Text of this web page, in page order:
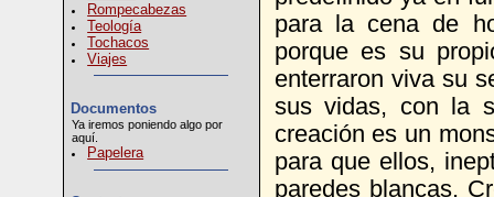
Rompecabezas
Teología
Tochacos
Viajes
Documentos
Ya iremos poniendo algo por
aquí.
Papelera
para la cena de
porque es su
enterraron viva su
sus vidas, con la
creación es un
para que ellos,
paredes blancas.